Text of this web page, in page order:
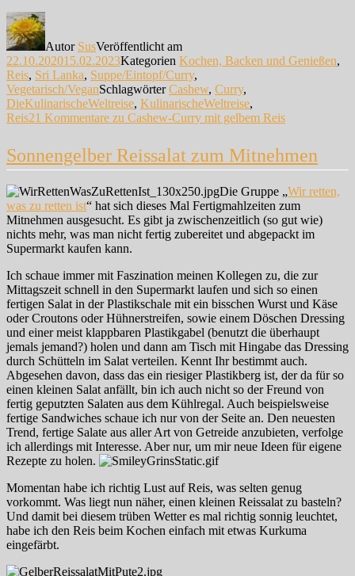
Autor SusVeröffentlicht am
22.10.202015.02.2023Kategorien Kochen, Backen und Genießen,
Reis, Sri Lanka, Suppe/Eintopf/Curry,
Vegetarisch/VeganSchlagwörterCashew, Curry,
DieKulinarischeWeltreise, KulinarischeWeltreise,
Reis21 Kommentare zu Cashew-Curry mit gelbem Reis
Sonnengelber Reissalat zum Mitnehmen
Die Gruppe „Wir retten,
was zu retten ist“ hat sich dieses Mal Fertigmahlzeiten zum
Mitnehmen ausgesucht. Es gibt ja zwischenzeitlich (so gut wie)
nichts mehr, was man nicht fertig zubereitet und abgepackt im
Supermarkt kaufen kann.
Ich schaue immer mit Faszination meinen Kollegen zu, die zur
Mittagszeit schnell in den Supermarkt laufen und sich so einen
fertigen Salat in der Plastikschale mit ein bisschen Wurst und Käse
oder Croutons oder Hühnerstreifen, sowie einem Döschen Dressing
und einer meist klappbaren Plastikgabel (benutzt die überhaupt
jemals jemand?) holen und dann am Tisch mit Hingabe das Dressing
durch Schütteln im Salat verteilen. Kennt Ihr bestimmt auch.
Abgesehen davon, dass das ein riesiger Plastikberg ist, der da für so
einen kleinen Salat anfällt, bin ich auch nicht so der Freund von
fertig geputzten Salaten aus dem Kühlregal. Auch beispielsweise
fertige Sandwiches schaue ich nur von der Seite an. Den neuesten
Trend, fertige Salate aus aller Art von Getreide anzubieten, verfolge
ich allerdings mit Interesse. Aber nur, um mir neue Ideen für eigene
Rezepte zu holen.
Momentan habe ich richtig Lust auf Reis, was selten genug
vorkommt. Was liegt nun näher, einen kleinen Reissalat zu basteln?
Und damit bei diesem trüben Wetter es mal richtig sonnig leuchtet,
habe ich den Reis beim Kochen einfach mit etwas Kurkuma
eingefärbt.